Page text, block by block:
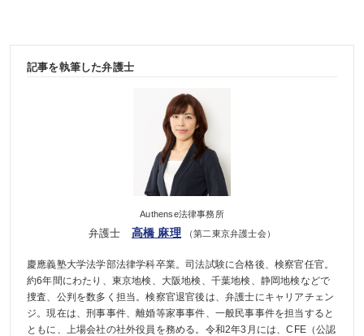
記事を執筆した弁護士
Authense法律事務所
弁護士 高橋 麻理 （第二東京弁護士会）
慶應義塾大学法学部法律学科卒業。司法試験に合格後、検察官任官。
約6年間にわたり、東京地検、大阪地検、千葉地検、静岡地検などで
捜査、公判を数多く担当。検察官退官後は、弁護士にキャリアチェン
ジ。現在は、刑事事件、離婚等家事事件、一般民事事件を担当すると
ともに、上場会社の社外役員を務める。令和2年3月には、CFE（公認